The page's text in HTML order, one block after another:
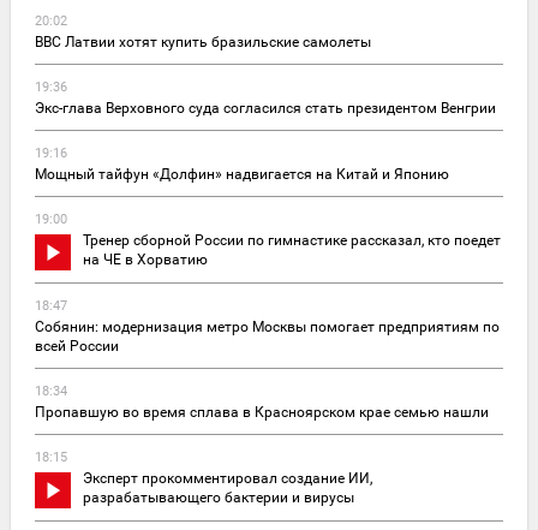
20:02
ВВС Латвии хотят купить бразильские самолеты
19:36
Экс-глава Верховного суда согласился стать президентом Венгрии
19:16
Мощный тайфун «Долфин» надвигается на Китай и Японию
19:00
Тренер сборной России по гимнастике рассказал, кто поедет
на ЧЕ в Хорватию
18:47
Собянин: модернизация метро Москвы помогает предприятиям по
всей России
18:34
Пропавшую во время сплава в Красноярском крае семью нашли
18:15
Эксперт прокомментировал создание ИИ,
разрабатывающего бактерии и вирусы